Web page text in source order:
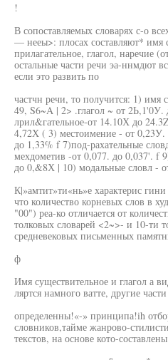
!
В сопоставляемых словарях с-о
— нееы>: плосах составляют* имя
прилагательное, глагол, наречие
остальные части речи эа-ннмдют
если это развить по
частчн речи, то получится: 1) имя
49, S6~A | 2> .глагол ~ от
лрил&гательное-от 14.10Х до
4,72Х ( 3) местоимение - от
до 1,33% f 7)под-рахательные
мехдометив -от 0,077. до 0,037'. f
до 0,&8Х | 10) модальные словл -
К|»амтит»ти«нь»е характерис
что количество корневых слов в
"00") реа-ко отличается от
толковых словарей <2~>- и 10-ти
средневековых письменных
ф
Имя существительное и глагол а
ляртся намного ватте, другие
определенны!«-» принципа!ih
словников,тайме жанрово-
текстов, на основе кото-